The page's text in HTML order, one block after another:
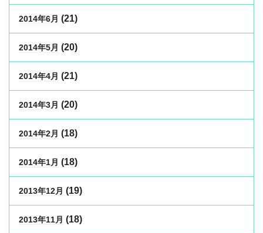
2014年6月 (21)
2014年5月 (20)
2014年4月 (21)
2014年3月 (20)
2014年2月 (18)
2014年1月 (18)
2013年12月 (19)
2013年11月 (18)